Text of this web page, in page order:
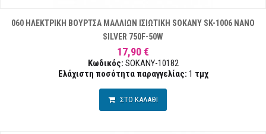
060 ΗΛΕΚΤΡΙΚΗ ΒΟΥΡΤΣΑ ΜΑΛΛΙΩΝ ΙΣΙΩΤΙΚΗ SOKANY SK-1006 NANO
SILVER 750F-50W
17,90 €
Κωδικός: SOKANY-10182
Ελάχιστη ποσότητα παραγγελίας: 1 τμχ
ΣΤΟ ΚΑΛΑΘΙ